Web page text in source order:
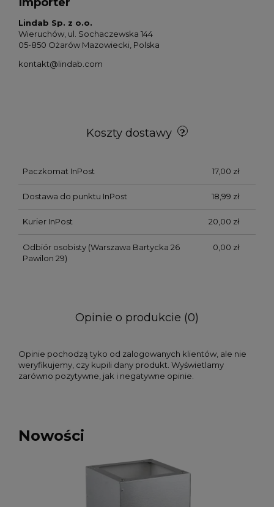
Lindab Sp. z o.o.
Wieruchów, ul. Sochaczewska 144
05-850 Ożarów Mazowiecki, Polska
kontakt@lindab.com
Koszty dostawy
Paczkomat InPost 17,00 zł
Dostawa do punktu InPost 18,99 zł
Kurier InPost 20,00 zł
Odbiór osobisty(Warszawa Bartycka 26
Pawilon 29)
0,00 zł
Opinie o produkcie (0)
Opinie pochodzą tyko od zalogowanych klientów, ale nie
weryfikujemy, czy kupili dany produkt. Wyświetlamy
zarówno pozytywne, jak i negatywne opinie.
Nowości